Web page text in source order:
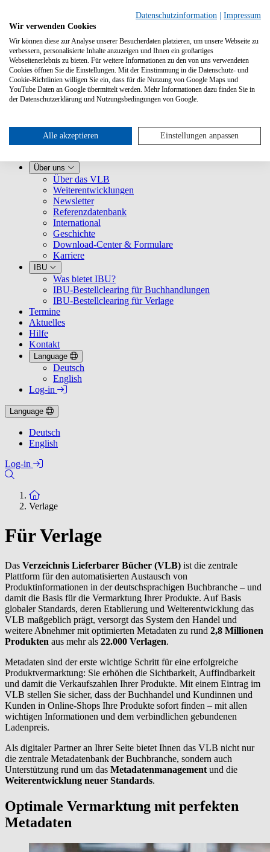
Leistungen
VLB kennenlernen
Für Selfpublisher
Für Dienstleister
Über uns
Über das VLB
Weiterentwicklungen
Newsletter
Referenzdatenbank
International
Geschichte
Download-Center & Formulare
Karriere
IBU
Was bietet IBU?
IBU-Bestellclearing für Buchhandlungen
IBU-Bestellclearing für Verlage
Termine
Aktuelles
Hilfe
Kontakt
Language
Deutsch
English
Log-in
Language
Deutsch
English
Log-in
Zur Startseite
Verlage
Für Verlage
Das Verzeichnis Lieferbarer Bücher (VLB) ist die zentrale
Plattform für den automatisierten Austausch von
Produktinformationen in der deutschsprachigen Buchbranche – und
damit die Basis für die Vermarktung Ihrer Produkte. Auf Basis
globaler Standards, deren Etablierung und Weiterentwicklung das
VLB maßgeblich prägt, versorgt das System den Handel und
weitere Abnehmer mit optimierten Metadaten zu rund 2,8 Millionen
Produkten aus mehr als 22.000 Verlagen.
Metadaten sind der erste wichtige Schritt für eine erfolgreiche
Produktvermarktung: Sie erhöhen die Sichtbarkeit, Auffindbarkeit
und damit die Verkaufszahlen Ihrer Produkte. Mit einem Eintrag im
VLB stellen Sie sicher, dass der Buchhandel und Kundinnen und
Kunden in Online-Shops Ihre Produkte sofort finden – mit allen
wichtigen Informationen und dem verbindlichen gebundenen
Ladenpreis.
Als digitaler Partner an Ihrer Seite bietet Ihnen das VLB nicht nur
die zentrale Metadatenbank der Buchbranche, sondern auch
Unterstützung rund um das Metadatenmanagement und die
Weiterentwicklung neuer Standards.
Optimale Vermarktung mit perfekten
Metadaten
Datenschutzinformation
Impressum
Wir verwenden Cookies
Wir können diese zur Analyse unserer Besucherdaten platzieren, um unsere Webseite zu
verbessern, personalisierte Inhalte anzuzeigen und Ihnen ein großartiges
Webseitenerlebnis zu bieten. Für weitere Informationen zu den von uns verwendeten
Cookies öffnen Sie die Einstellungen. Mit der Einstimmung in die Datenschutz- und
Cookie-Richtlinien willigen Sie ein, dass für die Nutzung von Google Maps und
YouTube Daten an Google übermittelt werden. Mehr Informationen dazu finden Sie in
der Datenschutzerklärung und Nutzungsbedingungen von Google.
Alle akzeptieren Einstellungen anpassen